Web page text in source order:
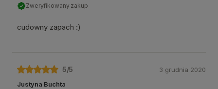
Zweryfikowany zakup
cudowny zapach :)
5/5
Justyna Buchta
3 grudnia 2020